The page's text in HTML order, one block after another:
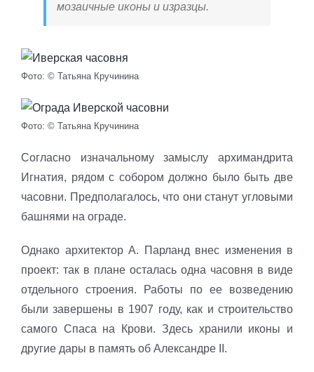
мозаичные иконы и изразцы.
Фото: © Татьяна Кручинина
Фото: © Татьяна Кручинина
Согласно изначальному замыслу архимандрита
Игнатия, рядом с собором должно было быть две
часовни. Предполагалось, что они станут угловыми
башнями на ограде.
Однако архитектор А. Парланд внес изменения в
проект: так в плане осталась одна часовня в виде
отдельного строения. Работы по ее возведению
были завершены в 1907 году, как и строительство
самого Спаса на Крови. Здесь хранили иконы и
другие дары в память об Александре II.